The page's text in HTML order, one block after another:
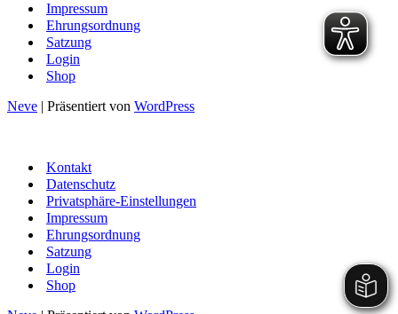
Impressum
Ehrungsordnung
Satzung
Login
Shop
Neve | Präsentiert von WordPress
Kontakt
Datenschutz
Privatsphäre-Einstellungen
Impressum
Ehrungsordnung
Satzung
Login
Shop